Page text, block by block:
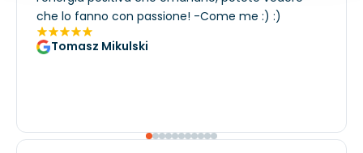
che lo fanno con passione! -Come me :) :)
Tomasz Mikulski